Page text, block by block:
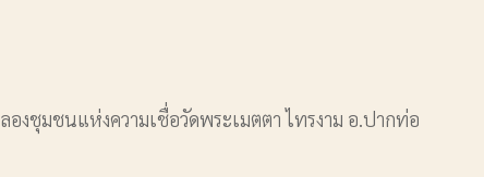
มชนแห่งความเชื่อวัดพระเมตตา ไทรงาม อ.ปากท่อ